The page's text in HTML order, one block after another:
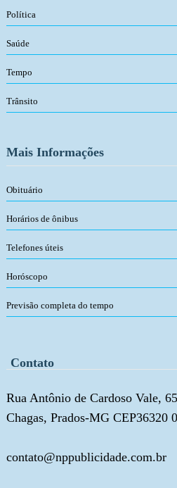
Política
Saúde
Tempo
Trânsito
Mais Informações
Obituário
Horários de ônibus
Telefones úteis
Horóscopo
Previsão completa do tempo
Contato
Rua Antônio de Cardoso Vale,
Chagas, Prados-MG CEP36320
contato@nppublicidade.com.br